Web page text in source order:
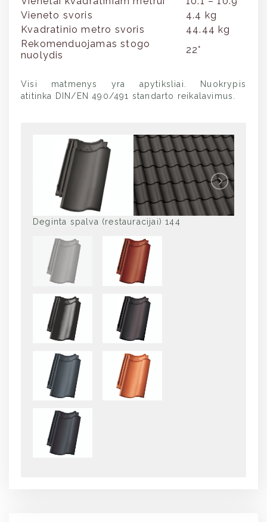
Vieneto svoris
4.4 kg
Kvadratinio metro svoris
44.44 kg
Rekomenduojamas stogo
nuolydis
22°
Visi matmenys yra apytiksliai. Nuokrypis
atitinka DIN/EN 490/491 standarto reikalavimus.
Deginta spalva (restauracijai) 144